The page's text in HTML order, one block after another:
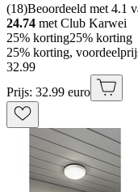
(18)Beoordeeld met 4.1
24.74 met Club Karwei
25% korting25% korting
25% korting,
32.99
Prijs: 32.99 euro